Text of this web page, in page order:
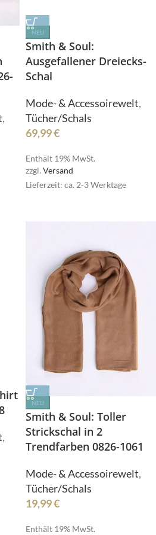
,
NEU
Smith & Soul:
Ausgefallener Dreiecks-
Schal
Mode- & Accessoirewelt,
Tücher/Schals
69,99€
Enthält 19% MwSt.
zzgl. Versand
Lieferzeit: ca. 2-3 Werktage
,
NEU
Smith & Soul: Toller
Strickschal in 2
Trendfarben 0826-1061
Mode- & Accessoirewelt,
Tücher/Schals
19,99€
Enthält 19% MwSt.